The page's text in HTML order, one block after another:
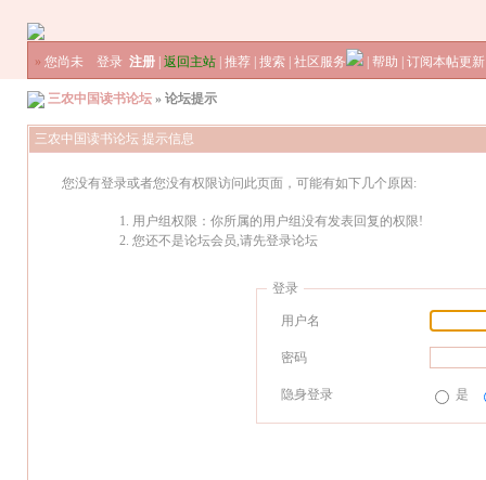
» 您尚未 登录 注册 返回主站 推荐 搜索 社区服务 帮助 订阅本帖更新
三农中国读书论坛 » 论坛提示
三农中国读书论坛 提示信息
您没有登录或者您没有权限访问此页面，可能有如下几个原因:
用户组权限：你所属的用户组没有发表回复的权限!
您还不是论坛会员,请先登录论坛
登录
用户名
密码
隐身登录 是